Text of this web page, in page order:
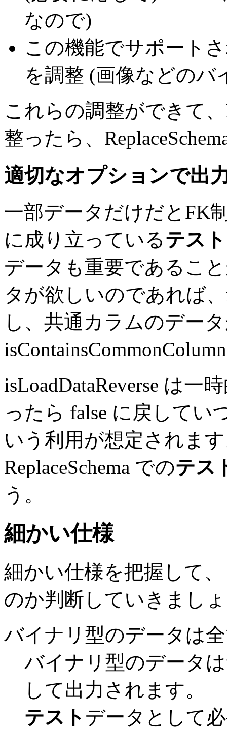
なので)
この機能でサポート
を調整 (画像などのバ
これらの調整ができて
整ったら、
適切なオプションで出
一部データだけだとFK
に成り立っているテスト
データも重要であるこ
タが欲しいのであれば
し、共通カラムのデー
isLoadDataReverse は一
ったら false に戻してい
いう利用が想定されま
ReplaceSchema でのテス
う。
細かい仕様
細かい仕様を把握して
のか判断していきまし
バイナリ型のデータは
バイナリ型のデータ
して出力されます。
テスト データとして